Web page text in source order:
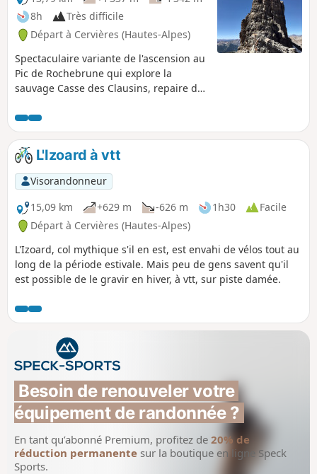
8h
Très difficile
Départ à Cervières (Hautes-Alpes)
Spectaculaire variante de l'ascension au
Pic de Rochebrune qui explore la
sauvage Casse des Clausins, repaire des
Col de l'Izoard par la Casse Déserte et
les monolithes de l'Agnel. Le pic, plus
haut sommet du Briançonnais, offre une
vue panoramique sur les sommets
français, suisses, et italiens. Un bon
quart de la promenade s'effectue hors
sentier balisé, et l'accès au sommet
nécessite un unique pas d'escalade en 3
sur du très bon rocher. Note
modérateur : l'accès au Pic de
Rochebrune est à nouveau autorisé
depuis le 22 juillet 2024 suite aux
conseillé de consulter les consignes
mentionnées dans ce lien
L'Izoard à vtt
Visorandonneur
15,09 km
+629 m -626 m 1h30
Facile
Départ à Cervières (Hautes-Alpes)
L'Izoard, col mythique s'il en est, est envahi de vélos tout au
long de la période estivale. Mais peu de gens savent qu'il
est possible de le gravir en hiver, à vtt, sur piste damée.
Besoin de renouveler votre
équipement de randonnée ?
En tant qu’abonné Premium, profitez de 20% de
réduction permanente sur la boutique en ligne Speck
Sports.